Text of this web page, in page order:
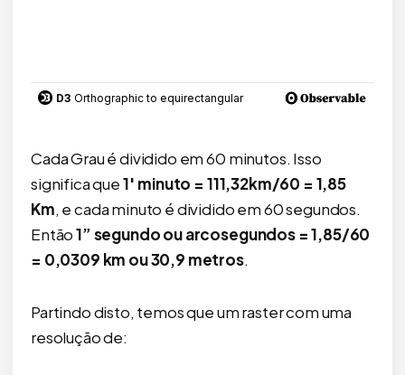
Cada Grau é dividido em 60 minutos. Isso
significa que1′ minuto = 111,32km/60 = 1,85
Km, e cada minuto é dividido em 60 segundos.
Então1” segundo ou arcosegundos = 1,85/60
= 0,0309 km ou 30,9 metros.
Partindo disto, temos que um raster com uma
resolução de: